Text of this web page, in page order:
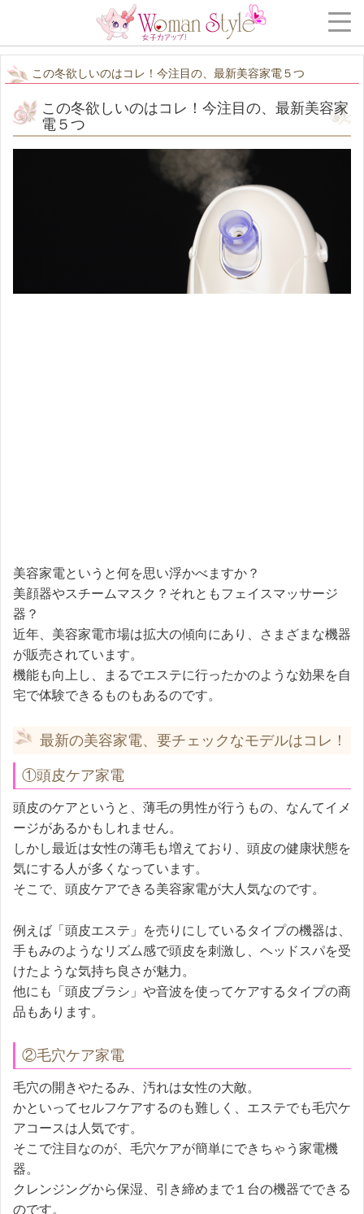
この冬欲しいのはコレ！今注目の、最新美容家電５つ
この冬欲しいのはコレ！今注目の、最新美容家
電５つ
美容家電というと何を思い浮かべますか？
美顔器やスチームマスク？それともフェイスマッサージ
器？
近年、美容家電市場は拡大の傾向にあり、さまざまな機器
が販売されています。
機能も向上し、まるでエステに行ったかのような効果を自
宅で体験できるものもあるのです。
最新の美容家電、要チェックなモデルはコレ！
①頭皮ケア家電
頭皮のケアというと、薄毛の男性が行うもの、なんてイメ
ージがあるかもしれません。
しかし最近は女性の薄毛も増えており、頭皮の健康状態を
気にする人が多くなっています。
そこで、頭皮ケアできる美容家電が大人気なのです。
例えば「頭皮エステ」を売りにしているタイプの機器は、
手もみのようなリズム感で頭皮を刺激し、ヘッドスパを受
けたような気持ち良さが魅力。
他にも「頭皮ブラシ」や音波を使ってケアするタイプの商
品もあります。
②毛穴ケア家電
毛穴の開きやたるみ、汚れは女性の大敵。
かといってセルフケアするのも難しく、エステでも毛穴ケ
アコースは人気です。
そこで注目なのが、毛穴ケアが簡単にできちゃう家電機
器。
クレンジングから保湿、引き締めまで１台の機器でできる
のです。